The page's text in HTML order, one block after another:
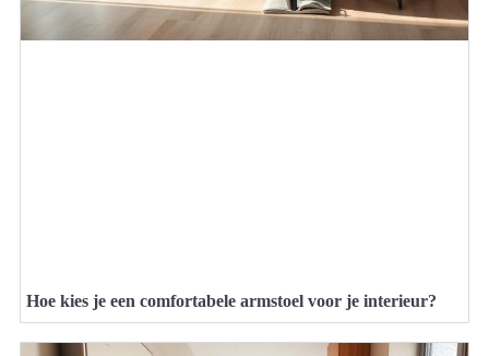
Hoe kies je een comfortabele armstoel voor je interieur?